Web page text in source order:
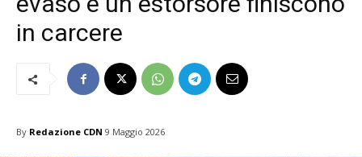
in carcere
By Redazione CDN 9 Maggio 2026